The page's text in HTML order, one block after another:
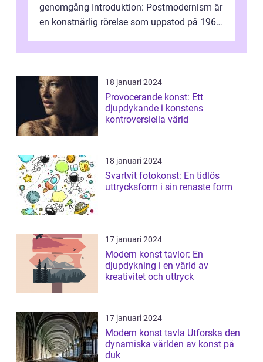
genomgång Introduktion: Postmodernism är
en konstnärlig rörelse som uppstod på 1960-
18 januari 2024
Provocerande konst: Ett
djupdykande i konstens
kontroversiella värld
18 januari 2024
Svartvit fotokonst: En tidlös
uttrycksform i sin renaste form
17 januari 2024
Modern konst tavlor: En
djupdykning i en värld av
kreativitet och uttryck
17 januari 2024
Modern konst tavla Utforska den
dynamiska världen av konst på
duk